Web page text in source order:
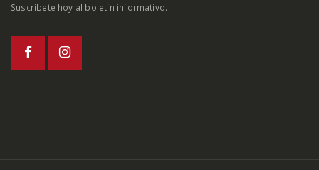
Suscríbete hoy al boletín informativo.